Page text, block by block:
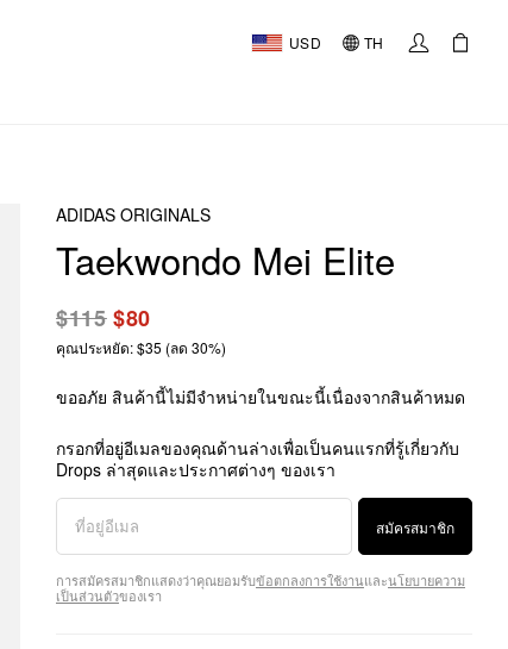
USD TH
ADIDAS ORIGINALS
Taekwondo Mei Elite
$115$80
คุณประหยัด: $35 (ลด 30%)
ขออภัย สินค้านี้ไม่มีจำหน่ายในขณะนี้เนื่องจากสินค้าหมด
กรอกที่อยู่อีเมลของคุณด้านล่างเพื่อเป็นคนแรกที่รู้เกี่ยวกับ
Drops ล่าสุดและประกาศต่างๆ ของเรา
สมัครสมาชิก
การสมัครสมาชิกแสดงว่าคุณยอมรับข้อตกลงการใช้งานและนโยบายความ
เป็นส่วนตัวของเรา